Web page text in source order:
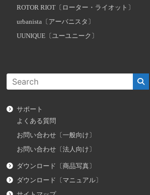
ROTOR RIOT〔ローター・ライオット〕
urbanista〔アーバニスタ〕
UUNIQUE〔ユーユニーク〕
サポート
よくある質問
お問い合わせ〔一般向け〕
お問い合わせ〔法人向け〕
ダウンロード〔商品写真〕
ダウンロード〔マニュアル〕